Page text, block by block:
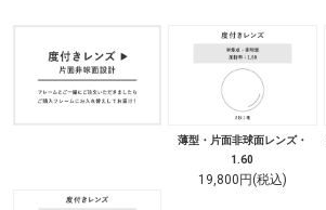
薄型・片面非球面レンズ・
1.60
19,800円(税込)